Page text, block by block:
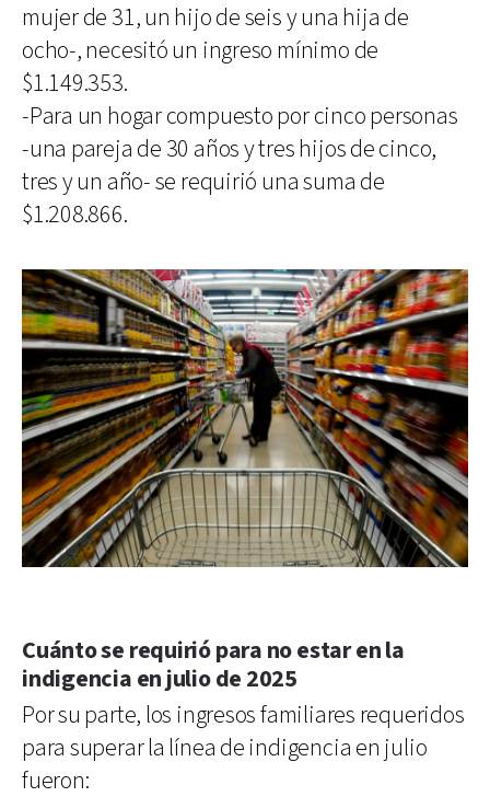
mujer de 31, un hijo de seis y una hija de
ocho-, necesitó un ingreso mínimo de
$1.149.353.
-Para un hogar compuesto por cinco personas
-una pareja de 30 años y tres hijos de cinco,
tres y un año- se requirió una suma de
$1.208.866.
Cuánto se requirió para no estar en la
indigencia en julio de 2025
Por su parte, los ingresos familiares requeridos
para superar la línea de indigencia en julio
fueron: